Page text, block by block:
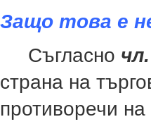
Защо това е
Съгласно
страна на
противоречи